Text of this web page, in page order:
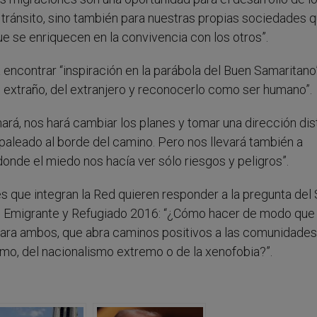
sino también para nuestras propias sociedades
se enriquecen en la convivencia con los otros”.
“inspiración en la parábola del Buen
del extranjero y reconocerlo como ser humano”.
nos hará cambiar los planes y tomar una dirección
al borde del camino. Pero nos llevará también a
el miedo nos hacía ver sólo riesgos y peligros”.
que integran la Red quieren responder a la pregunta del
y Refugiado 2016: “¿Cómo hacer de modo que
ambos, que abra caminos positivos a las
del nacionalismo extremo o de la xenofobia?”.